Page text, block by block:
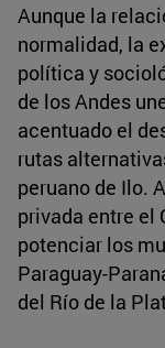
Aunque la
normalidad, la
política y
de los Andes
acentuado el
rutas
peruano de Ilo.
privada entre el
potenciar los
Paraguay-
del Río de la